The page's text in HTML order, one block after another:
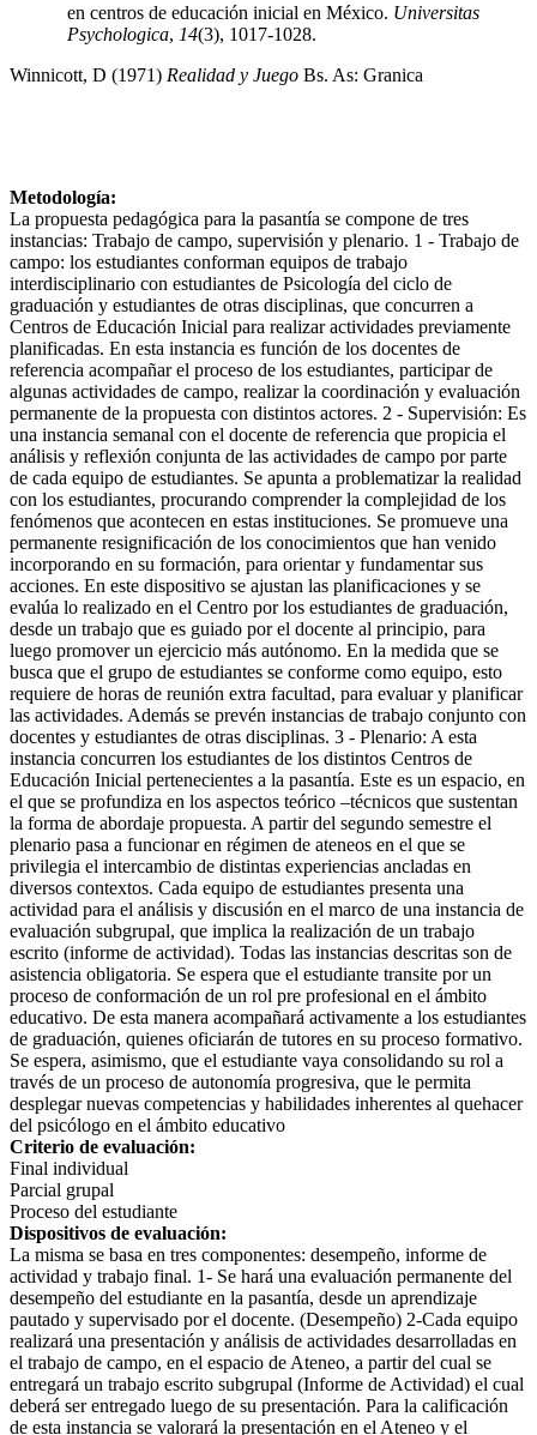
en centros de educación inicial en México. Universitas
Psychologica, 14(3), 1017-1028.
Winnicott, D (1971) Realidad y Juego Bs. As: Granica
Metodología:
La propuesta pedagógica para la pasantía se compone de tres
instancias: Trabajo de campo, supervisión y plenario. 1 - Trabajo de
campo: los estudiantes conforman equipos de trabajo
interdisciplinario con estudiantes de Psicología del ciclo de
graduación y estudiantes de otras disciplinas, que concurren a
Centros de Educación Inicial para realizar actividades previamente
planificadas. En esta instancia es función de los docentes de
referencia acompañar el proceso de los estudiantes, participar de
algunas actividades de campo, realizar la coordinación y evaluación
permanente de la propuesta con distintos actores. 2 - Supervisión: Es
una instancia semanal con el docente de referencia que propicia el
análisis y reflexión conjunta de las actividades de campo por parte
de cada equipo de estudiantes. Se apunta a problematizar la realidad
con los estudiantes, procurando comprender la complejidad de los
fenómenos que acontecen en estas instituciones. Se promueve una
permanente resignificación de los conocimientos que han venido
incorporando en su formación, para orientar y fundamentar sus
acciones. En este dispositivo se ajustan las planificaciones y se
evalúa lo realizado en el Centro por los estudiantes de graduación,
desde un trabajo que es guiado por el docente al principio, para
luego promover un ejercicio más autónomo. En la medida que se
busca que el grupo de estudiantes se conforme como equipo, esto
requiere de horas de reunión extra facultad, para evaluar y planificar
las actividades. Además se prevén instancias de trabajo conjunto con
docentes y estudiantes de otras disciplinas. 3 - Plenario: A esta
instancia concurren los estudiantes de los distintos Centros de
Educación Inicial pertenecientes a la pasantía. Este es un espacio, en
el que se profundiza en los aspectos teórico –técnicos que sustentan
la forma de abordaje propuesta. A partir del segundo semestre el
plenario pasa a funcionar en régimen de ateneos en el que se
privilegia el intercambio de distintas experiencias ancladas en
diversos contextos. Cada equipo de estudiantes presenta una
actividad para el análisis y discusión en el marco de una instancia de
evaluación subgrupal, que implica la realización de un trabajo
escrito (informe de actividad). Todas las instancias descritas son de
asistencia obligatoria. Se espera que el estudiante transite por un
proceso de conformación de un rol pre profesional en el ámbito
educativo. De esta manera acompañará activamente a los estudiantes
de graduación, quienes oficiarán de tutores en su proceso formativo.
Se espera, asimismo, que el estudiante vaya consolidando su rol a
través de un proceso de autonomía progresiva, que le permita
desplegar nuevas competencias y habilidades inherentes al quehacer
del psicólogo en el ámbito educativo
Criterio de evaluación:
Final individual
Parcial grupal
Proceso del estudiante
Dispositivos de evaluación:
La misma se basa en tres componentes: desempeño, informe de
actividad y trabajo final. 1- Se hará una evaluación permanente del
desempeño del estudiante en la pasantía, desde un aprendizaje
pautado y supervisado por el docente. (Desempeño) 2-Cada equipo
realizará una presentación y análisis de actividades desarrolladas en
el trabajo de campo, en el espacio de Ateneo, a partir del cual se
entregará un trabajo escrito subgrupal (Informe de Actividad) el cual
deberá ser entregado luego de su presentación. Para la calificación
de esta instancia se valorará la presentación en el Ateneo y el